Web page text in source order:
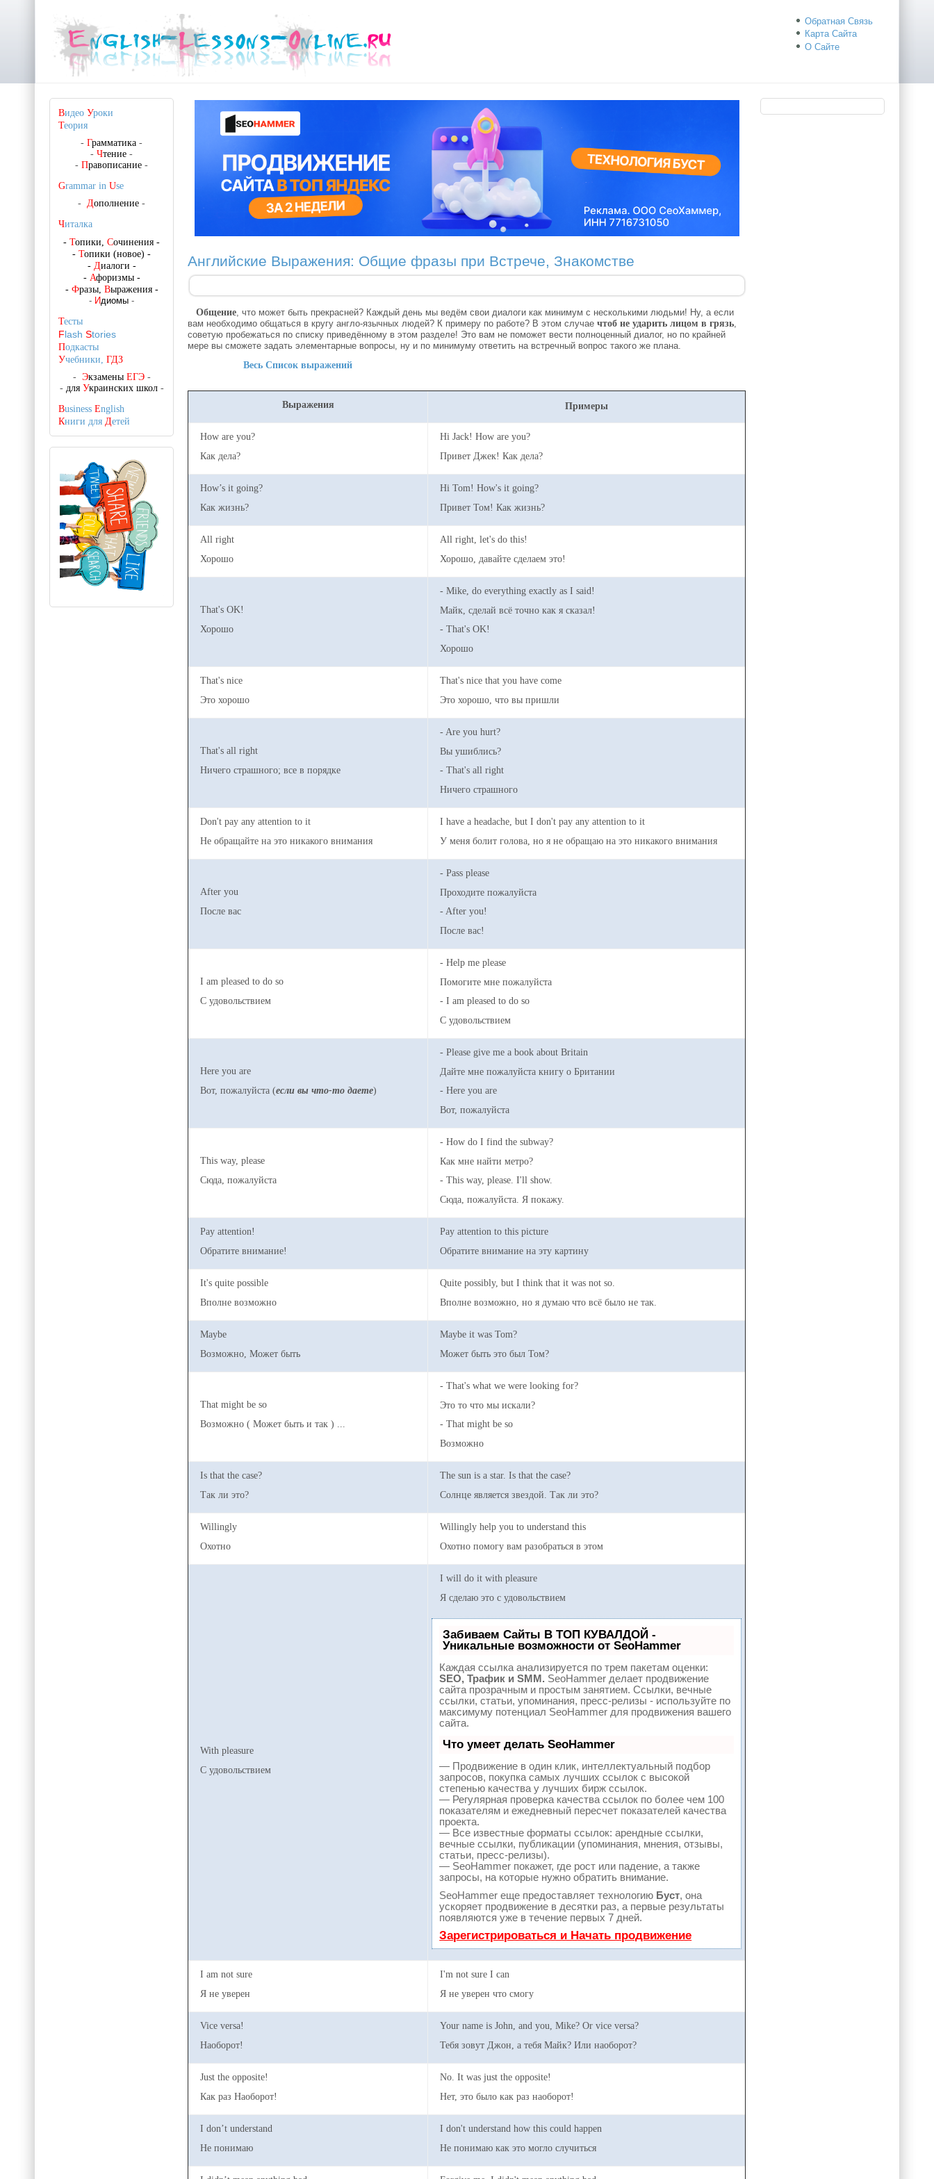
Обратная Связь
Карта Сайта
О Сайте
Английские Выражения: Общие фразы при Встрече, Знакомстве
Общение, что может быть прекрасней? Каждый день мы ведём свои диалоги как минимум с несколькими людьми! Ну, а если
вам необходимо общаться в кругу англо-язычных людей? К примеру по работе? В этом случаечтоб не ударить лицом в грязь,
советую пробежаться по списку приведённому в этом разделе! Это вам не поможет вести полноценный диалог, но по крайней
мере вы сможете задать элементарные вопросы, ну и по минимуму ответить на встречный вопрос такого же плана.
Весь Список выражений
Выражения Примеры
How are you?
Как дела?
Hi Jack! How are you?
Привет Джек! Как дела?
How’s it going?
Как жизнь?
Hi Tom! How's it going?
Привет Том! Как жизнь?
All right
Хорошо
All right, let's do this!
Хорошо, давайте сделаем это!
That's OK!
Хорошо
- Mike, do everything exactly as I said!
Майк, сделай всё точно как я сказал!
- That's OK!
Хорошо
That's nice
Это хорошо
That's nice that you have come
Это хорошо, что вы пришли
That's all right
Ничего страшного; все в порядке
- Are you hurt?
Вы ушиблись?
- That's all right
Ничего страшного
Don't pay any attention to it
Не обращайте на это никакого внимания
I have a headache, but I don't pay any attention to it
У меня болит голова, но я не обращаю на это никакого внимания
After you
После вас
- Pass please
Проходите пожалуйста
- After you!
После вас!
I am pleased to do so
С удовольствием
- Help me please
Помогите мне пожалуйста
- I am pleased to do so
С удовольствием
Here you are
Вот, пожалуйста (если вы что-то даете)
- Please give me a book about Britain
Дайте мне пожалуйста книгу о Британии
- Here you are
Вот, пожалуйста
This way, please
Сюда, пожалуйста
- How do I find the subway?
Как мне найти метро?
- This way, please. I'll show.
Сюда, пожалуйста. Я покажу.
Pay attention!
Обратите внимание!
Pay attention to this picture
Обратите внимание на эту картину
It's quite possible
Вполне возможно
Quite possibly, but I think that it was not so.
Вполне возможно, но я думаю что всё было не так.
Maybe
Возможно, Может быть
Maybe it was Tom?
Может быть это был Том?
That might be so
Возможно ( Может быть и так ) ...
- That's what we were looking for?
Это то что мы искали?
- That might be so
Возможно
Is that the case?
Так ли это?
The sun is a star. Is that the case?
Солнце является звездой. Так ли это?
Willingly
Охотно
Willingly help you to understand this
Охотно помогу вам разобраться в этом
With pleasure
С удовольствием
I will do it with pleasure
Я сделаю это с удовольствием
Забиваем Сайты В ТОП КУВАЛДОЙ -
Уникальные возможности от SeoHammer
Каждая ссылка анализируется по трем пакетам оценки:
SEO, Трафик и SMM. SeoHammer делает продвижение
сайта прозрачным и простым занятием. Ссылки, вечные
ссылки, статьи, упоминания, пресс-релизы - используйте по
максимуму потенциал SeoHammer для продвижения вашего
сайта.
Что умеет делать SeoHammer
— Продвижение в один клик, интеллектуальный подбор
запросов, покупка самых лучших ссылок с высокой
степенью качества у лучших бирж ссылок.
— Регулярная проверка качества ссылок по более чем 100
показателям и ежедневный пересчет показателей качества
проекта.
— Все известные форматы ссылок: арендные ссылки,
вечные ссылки, публикации (упоминания, мнения, отзывы,
статьи, пресс-релизы).
— SeoHammer покажет, где рост или падение, а также
запросы, на которые нужно обратить внимание.
SeoHammer еще предоставляет технологию Буст, она
ускоряет продвижение в десятки раз, а первые результаты
появляются уже в течение первых 7 дней.
Зарегистрироваться и Начать продвижение
I am not sure
Я не уверен
I'm not sure I can
Я не уверен что смогу
Vice versa!
Наоборот!
Your name is John, and you, Mike? Or vice versa?
Тебя зовут Джон, а тебя Майк? Или наоборот?
Just the opposite!
Как раз Наоборот!
No. It was just the opposite!
Нет, это было как раз наоборот!
I don’t understand
Не понимаю
I don't understand how this could happen
Не понимаю как это могло случиться
Видео Уроки
Теория
-Грамматика -
-Чтение -
-Правописание -
Grammar inUse
- Дополнение -
Читалка
-Топики,Сочинения -
-Топики (новое) -
- Диалоги -
- Афоризмы-
- Фразы, Выражения-
- Идиомы -
Тесты
Flash Stories
Подкасты
Учебники, ГДЗ
- Экзамены ЕГЭ-
- для Украинских школ-
BusinessEnglish
Книги дляДетей